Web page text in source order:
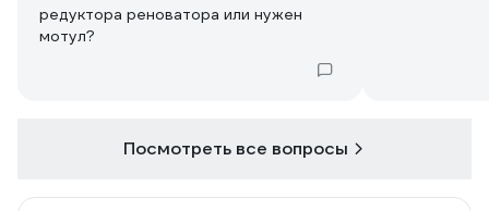
редуктора реноватора или нужен
мотул?
Посмотреть все вопросы